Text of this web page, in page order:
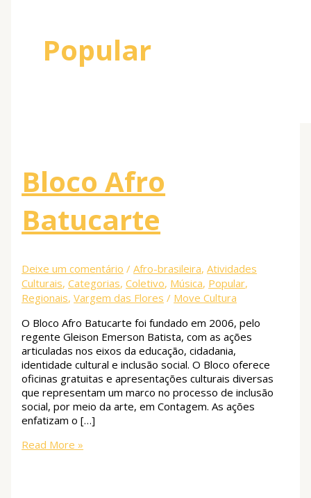
Popular
Bloco Afro
Batucarte
Deixe um comentário /Afro-brasileira,Atividades
Culturais,Categorias,Coletivo, Música, Popular,
Regionais,Vargem das Flores / Move Cultura
O Bloco Afro Batucarte foi fundado em 2006, pelo
regente Gleison Emerson Batista, com as ações
articuladas nos eixos da educação, cidadania,
identidade cultural e inclusão social. O Bloco oferece
oficinas gratuitas e apresentações culturais diversas
que representam um marco no processo de inclusão
social, por meio da arte, em Contagem. As ações
enfatizam o […]
Read More »